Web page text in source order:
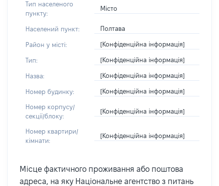
Тип населеного
пункту:
Місто
Населений пункт: Полтава
Район у місті: [Конфіденційна інформація]
Тип: [Конфіденційна інформація]
Назва: [Конфіденційна інформація]
Номер будинку: [Конфіденційна інформація]
Номер корпусу/
секції/блоку:
[Конфіденційна інформація]
Номер квартири/
кімнати:
[Конфіденційна інформація]
Місце фактичного проживання або поштова
адреса, на яку Національне агентство з питань